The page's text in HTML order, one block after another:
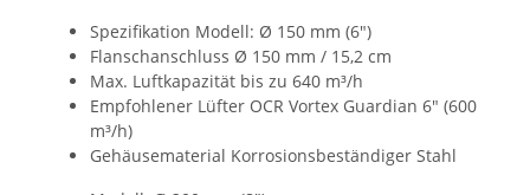
Spezifikation Modell: Ø 150 mm (6″)
Flanschanschluss Ø 150 mm / 15,2 cm
Max. Luftkapazität bis zu 640 m³/h
Empfohlener Lüfter OCR Vortex Guardian 6″ (600
m³/h)
Gehäusematerial Korrosionsbeständiger Stahl